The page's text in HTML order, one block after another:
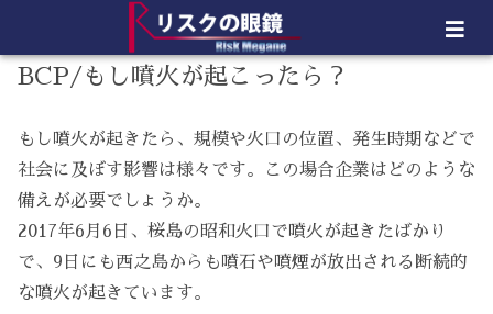
BCP/もし噴火が起こったら？
もし噴火が起きたら、規模や火口の位置、発生時期などで
社会に及ぼす影響は様々です。この場合企業はどのような
備えが必要でしょうか。
2017年6月6日、桜島の昭和火口で噴火が起きたばかり
で、9日にも西之島からも噴石や噴煙が放出される断続的
な噴火が起きています。